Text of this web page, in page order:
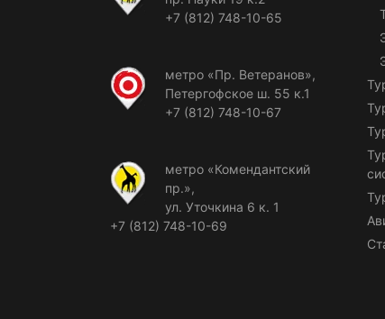
+7 (812) 748-10-65
метро «Пр. Ветеранов»,
Петергофское ш. 55 к.1
+7 (812) 748-10-67
метро «Комендантский
пр.»,
ул. Уточкина 6 к. 1
+7 (812) 748-10-69